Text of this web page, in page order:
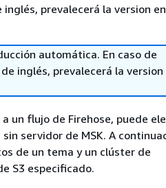
prevalecerá la version en
automática. En caso de
inglés, prevalecerá la version
un flujo de Firehose, puede
servidor de MSK. A
de un tema y un clúster de
S3 especificado.